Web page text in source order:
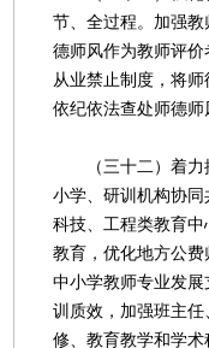
节、全过程。加强
德师风作为教师评
从业禁止制度，将
依纪依法查处师德师
（三十二）着力提
小学、研训机构协
科技、工程类教育
教育，优化地方公
中小学教师专业发
训质效，加强班主
修、教育教学和学